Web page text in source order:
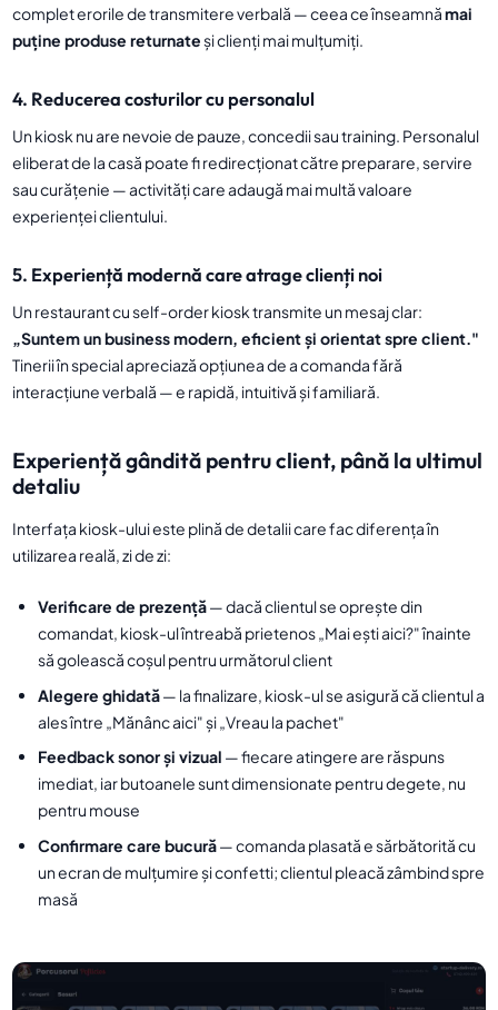
complet erorile de transmitere verbală — ceea ce înseamnămai
puține produse returnateși clienți mai mulțumiți.
4. Reducerea costurilor cu personalul
Un kiosk nu are nevoie de pauze, concedii sau training. Personalul
eliberat de la casă poate fi redirecționat către preparare, servire
sau curățenie — activități care adaugă mai multă valoare
experienței clientului.
5. Experiență modernă care atrage clienți noi
Un restaurant cu self-order kiosk transmite un mesaj clar:
„Suntem un business modern, eficient și orientat spre client."
Tinerii în special apreciază opțiunea de a comanda fără
interacțiune verbală — e rapidă, intuitivă și familiară.
Experiență gândită pentru client, până la ultimul
detaliu
Interfața kiosk-ului este plină de detalii care fac diferența în
utilizarea reală, zi de zi:
Verificare de prezență— dacă clientul se oprește din
comandat, kiosk-ul întreabă prietenos „Mai ești aici?" înainte
să golească coșul pentru următorul client
Alegere ghidată— la finalizare, kiosk-ul se asigură că clientul a
ales între „Mănânc aici" și „Vreau la pachet"
Feedback sonor și vizual — fiecare atingere are răspuns
imediat, iar butoanele sunt dimensionate pentru degete, nu
pentru mouse
Confirmare care bucură— comanda plasată e sărbătorită cu
un ecran de mulțumire și confetti; clientul pleacă zâmbind spre
masă